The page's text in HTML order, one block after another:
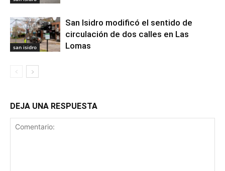
san isidro
San Isidro modificó el sentido de
circulación de dos calles en Las
Lomas
DEJA UNA RESPUESTA